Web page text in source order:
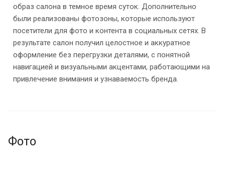
образ салона в темное время суток. Дополнительно
были реализованы фотозоны, которые используют
посетители для фото и контента в социальных сетях. В
результате салон получил целостное и аккуратное
оформление без перегрузки деталями, с понятной
навигацией и визуальными акцентами, работающими на
привлечение внимания и узнаваемость бренда.
Фото